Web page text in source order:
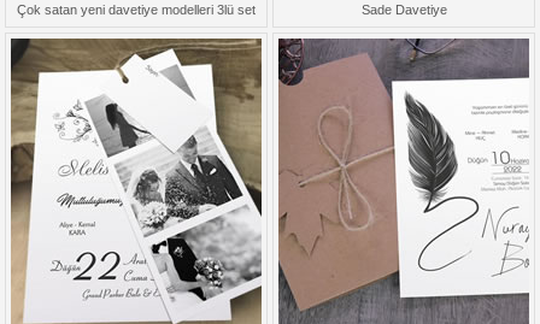
Çok satan yeni davetiye modelleri 3lü set Sade Davetiye